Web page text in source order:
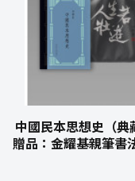
中國民本思想史（典
贈品：金耀基親筆書